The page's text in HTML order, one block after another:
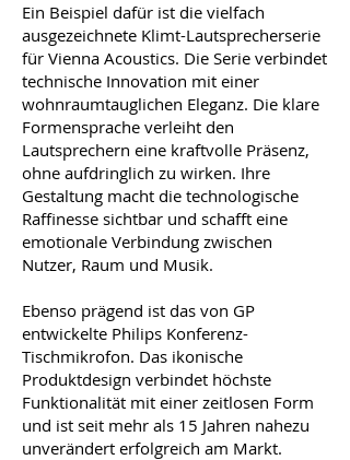
Ein Beispiel dafür ist die vielfach
ausgezeichnete Klimt-Lautsprecherserie
für Vienna Acoustics. Die Serie verbindet
technische Innovation mit einer
wohnraumtauglichen Eleganz. Die klare
Formensprache verleiht den
Lautsprechern eine kraftvolle Präsenz,
ohne aufdringlich zu wirken. Ihre
Gestaltung macht die technologische
Raffinesse sichtbar und schafft eine
emotionale Verbindung zwischen
Nutzer, Raum und Musik.
Ebenso prägend ist das von GP
entwickelte Philips Konferenz-
Tischmikrofon. Das ikonische
Produktdesign verbindet höchste
Funktionalität mit einer zeitlosen Form
und ist seit mehr als 15 Jahren nahezu
unverändert erfolgreich am Markt.